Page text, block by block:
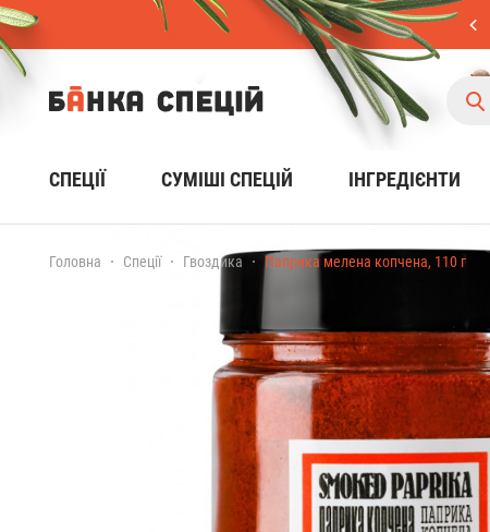
СПЕЦІЇ CУМІШІ СПЕЦІЙ ІНГРЕДІЄНТИ
Головна Спеції Гвоздика Паприка мелена копчена, 110 г